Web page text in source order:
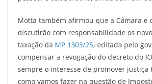
Motta também afirmou que a Câmara e
discutirão com responsabilidade os
taxação da MP 1303/25, editada pelo
compensar a revogação do decreto do
sempre o interesse de promover
como vamos fazer na questão de